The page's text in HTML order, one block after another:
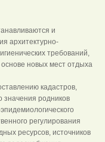
и
архитектурно-
требований,
новых мест отдыха
кадастров,
значения родников
регулирования
ресурсов, источников